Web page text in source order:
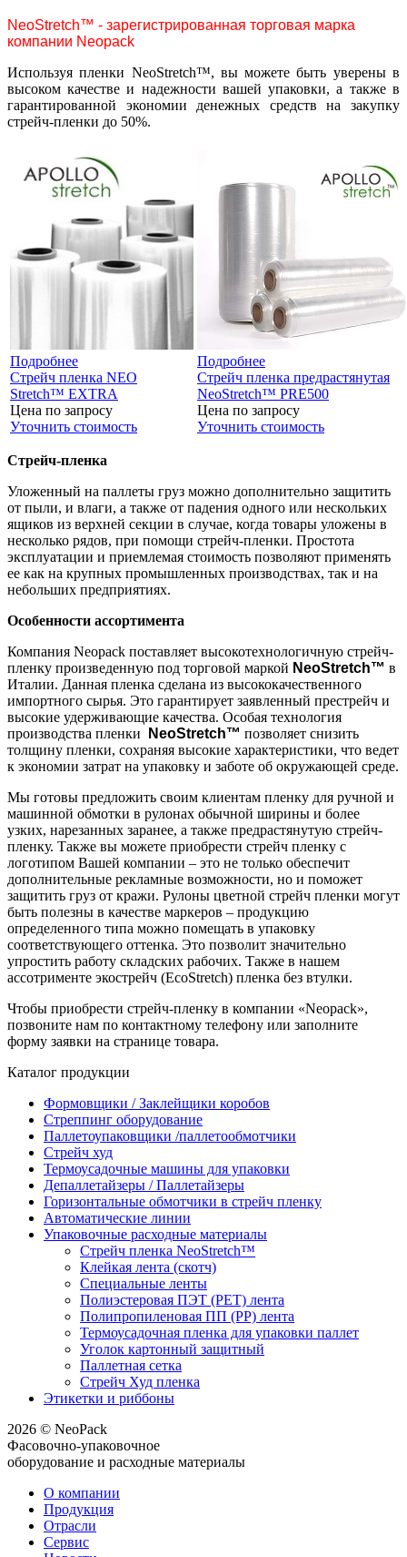
NeoStretch™ - зарегистрированная торговая марка
компании Neopack
Используя пленки NeoStretch™, вы можете быть уверены в
высоком качестве и надежности вашей упаковки, а также в
гарантированной экономии денежных средств на закупку
стрейч-пленки до 50%.
Подробнее
Стрейч пленка NEO
Stretch™ EXTRA
Цена по запросу
Уточнить стоимость
Подробнее
Стрейч пленка предрастянутая
NeoStretch™ PRE500
Цена по запросу
Уточнить стоимость
Стрейч-пленка
Уложенный на паллеты груз можно дополнительно защитить
от пыли, и влаги, а также от падения одного или нескольких
ящиков из верхней секции в случае, когда товары уложены в
несколько рядов, при помощи стрейч-пленки. Простота
эксплуатации и приемлемая стоимость позволяют применять
ее как на крупных промышленных производствах, так и на
небольших предприятиях.
Особенности ассортимента
Компания Neopack поставляет высокотехнологичную стрейч-
пленку произведенную под торговой маркой NeoStretch™ в
Италии. Данная пленка сделана из высококачественного
импортного сырья. Это гарантирует заявленный престрейч и
высокие удерживающие качества. Особая технология
производства пленки
NeoStretch™ позволяет снизить
толщину пленки, сохраняя высокие характеристики, что ведет
к экономии затрат на упаковку и заботе об окружающей среде.
Мы готовы предложить своим клиентам пленку для ручной и
машинной обмотки в рулонах обычной ширины и более
узких, нарезанных заранее, а также предрастянутую стрейч-
пленку. Также вы можете приобрести стрейч пленку с
логотипом Вашей компании – это не только обеспечит
дополнительные рекламные возможности, но и поможет
защитить груз от кражи. Рулоны цветной стрейч пленки могут
быть полезны в качестве маркеров – продукцию
определенного типа можно помещать в упаковку
соответствующего оттенка. Это позволит значительно
упростить работу складских рабочих. Также в нашем
ассотрименте экострейч (EcoStretch) пленка без втулки.
Чтобы приобрести стрейч-пленку в компании «Neopack»,
позвоните нам по контактному телефону или заполните
форму заявки на странице товара.
Каталог продукции
Формовщики / Заклейщики коробов
Стреппинг оборудование
Паллетоупаковщики /паллетообмотчики
Стрейч худ
Термоусадочные машины для упаковки
Депаллетайзеры / Паллетайзеры
Горизонтальные обмотчики в стрейч пленку
Автоматические линии
Упаковочные расходные материалы
Стрейч пленка NeoStretch™
Клейкая лента (скотч)
Специальные ленты
Полиэстеровая ПЭТ (PET) лента
Полипропиленовая ПП (PP) лента
Термоусадочная пленка для упаковки паллет
Уголок картонный защитный
Паллетная сетка
Стрейч Худ пленка
Этикетки и риббоны
2026 © NeoPack
Фасовочно-упаковочное
оборудование и расходные материалы
О компании
Продукция
Отрасли
Сервис